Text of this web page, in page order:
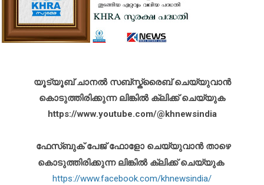
യൂട്യൂബ് ചാനൽ സബ്സ്ക്രൈബ് ചെയ്യുവാൻ
കൊടുത്തിരിക്കുന്ന ലിങ്കിൽ ക്ലിക്ക് ചെയ്യുക
https://www.youtube.com/@khnewsindia
ഫേസ്ബുക് പേജ് ഫോളോ ചെയ്യുവാൻ താഴെ
കൊടുത്തിരിക്കുന്ന ലിങ്കിൽ ക്ലിക്ക് ചെയ്യുക
https://www.facebook.com/khnewsindia/